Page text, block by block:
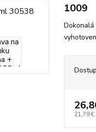
1009
Dokonalá
21,79 €